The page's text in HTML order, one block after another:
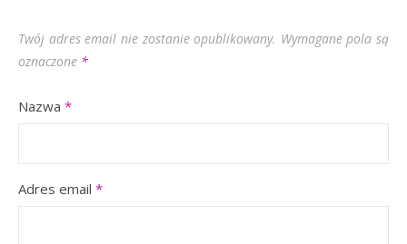
Twój adres email nie zostanie opublikowany. Wymagane pola są
oznaczone *
Nazwa *
Adres email *